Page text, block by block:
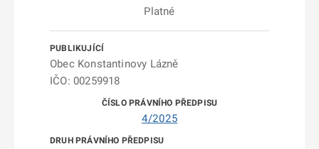
Platné
Obec Konstantinovy Lázně
IČO: 00259918
4/2025